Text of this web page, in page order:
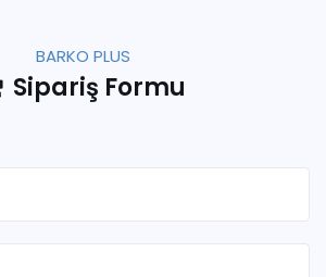
BARKO PLUS
Sipariş Formu